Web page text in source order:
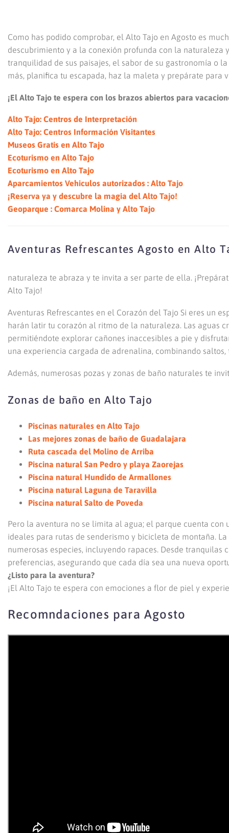
Como has podido comprobar, el Alto Tajo en Agosto es
descubrimiento y a la conexión profunda con la naturaleza
tranquilidad de sus paisajes, el sabor de su gastronomía o
más, planifica tu escapada, haz la maleta y prepárate para
¡El Alto Tajo te espera con los brazos abiertos para
Alto Tajo: Centros de Interpretación
Alto Tajo: Centros Información Visitantes
Museos Gratis en Alto Tajo
Ecoturismo en Alto Tajo
Ecoturismo en Alto Tajo
Aparcamientos Vehiculos autorizados : Alto Tajo
¡Reserva ya y descubre la magia del Alto Tajo!
Geoparque : Comarca Molina y Alto Tajo
Aventuras Refrescantes Agosto en Alto
naturaleza te abraza y te invita a ser parte de ella.
Alto Tajo!
Aventuras Refrescantes en el Corazón del Tajo Si eres un
harán latir tu corazón al ritmo de la naturaleza. Las aguas
permitiéndote explorar cañones inaccesibles a pie y
una experiencia cargada de adrenalina, combinando
Además, numerosas pozas y zonas de baño naturales te
Zonas de baño en Alto Tajo
Piscinas naturales en Alto Tajo
Las mejores zonas de baño de Guadalajara
Ruta cascada del Molino de Arriba
Piscina natural San Pedro y playa Zaorejas
Piscina natural Hundido de Armallones
Piscina natural Laguna de Taravilla
Piscina natural Salto de Poveda
Pero la aventura no se limita al agua; el parque cuenta con
ideales para rutas de senderismo y bicicleta de montaña. La
numerosas especies, incluyendo rapaces. Desde
preferencias, asegurando que cada día sea una nueva
¿Listo para la aventura?
¡El Alto Tajo te espera con emociones a flor de piel y
Recomndaciones para Agosto